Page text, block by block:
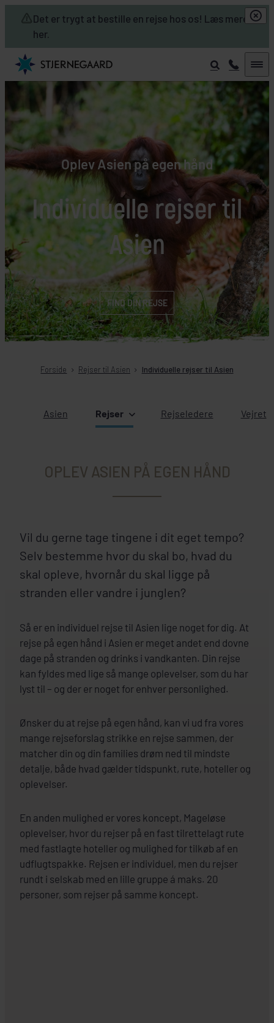
Det er trygt at bestille en rejse hos os! Læs mere
her.
Skip to main content
Individuelle rejser til
Asien
Oplev Asien på egen hånd
FIND DIN REJSE
Forside Rejser til Asien Individuelle rejser til Asien
Asien Rejser Rejseledere Vejret
OPLEV ASIEN PÅ EGEN HÅND
Vil du gerne tage tingene i dit eget tempo?
Selv bestemme hvor du skal bo, hvad du
skal opleve, hvornår du skal ligge på
stranden eller vandre i junglen?
Så er en individuel rejse til Asien lige noget for dig. At
rejse på egen hånd i Asien er meget andet end dovne
dage på stranden og drinks i vandkanten. Din rejse
kan fyldes med lige så mange oplevelser, som du har
lyst til – og der er noget for enhver personlighed.
Ønsker du at rejse på egen hånd, kan vi ud fra vores
mange rejseforslag strikke en rejse sammen, der
matcher din og din families drøm ned til mindste
detalje, både hvad gælder tidspunkt, rute, hoteller og
oplevelser.
En anden mulighed er vores koncept, Mageløse
oplevelser, hvor du rejser på en fast tilrettelagt rute
med fastlagte hoteller og mulighed for tilkøb af en
udflugtspakke. Rejsen er individuel, men du rejser
rundt i selskab med en lille gruppe á maks. 20
personer, som rejser på samme koncept.